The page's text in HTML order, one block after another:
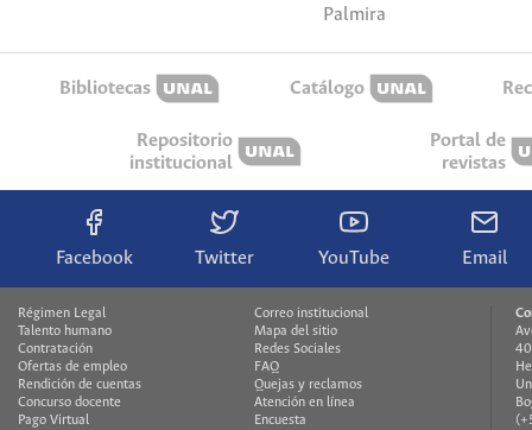
Palmira
Bibliotecas Catálogo
Repositorio
institucional
Portal de
revistas
Facebook Twitter YouTube Email
Régimen Legal
Talento humano
Contratación
Ofertas de empleo
Rendición de cuentas
Concurso docente
Pago Virtual
Correo institucional
Mapa del sitio
Redes Sociales
FAQ
Quejas y reclamos
Atención en línea
Encuesta